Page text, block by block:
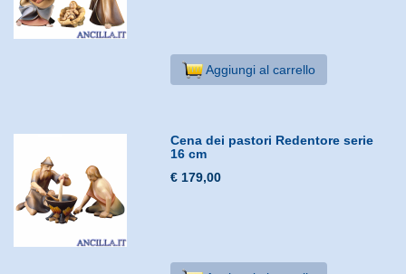
Aggiungi al carrello
Cena dei pastori Redentore serie
16 cm
€ 179,00